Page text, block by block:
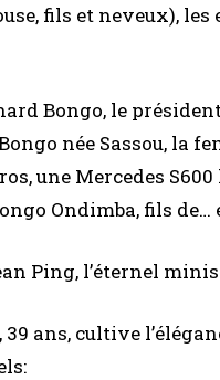
fils et neveux),
Bongo, le
née Sassou, la
une Mercedes
Ondimba, fils
Ping, l’éternel
39 ans, cultive